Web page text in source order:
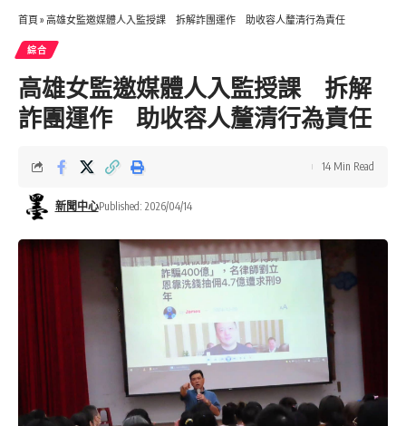
首頁 » 高雄女監邀媒體人入監授課 拆解詐團運作 助收容人釐清行為責任
綜合
高雄女監邀媒體人入監授課 拆解
詐團運作 助收容人釐清行為責任
新聞中心Published: 2026/04/14
14 Min Read